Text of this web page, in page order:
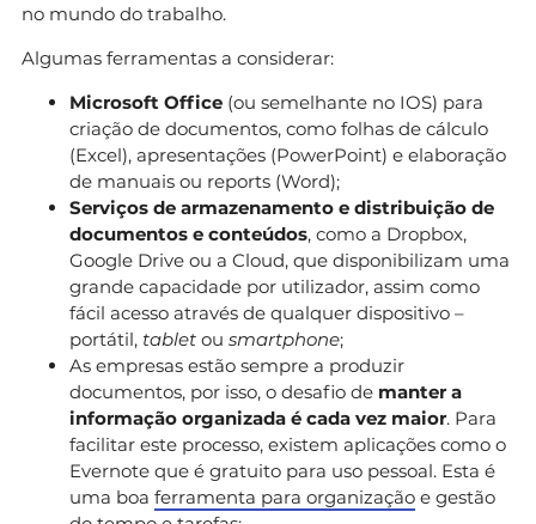
no mundo do trabalho.
Algumas ferramentas a considerar:
Microsoft Office (ou semelhante no IOS) para
criação de documentos, como folhas de cálculo
(Excel), apresentações (PowerPoint) e elaboração
de manuais ou reports (Word);
Serviços de armazenamento e distribuição de
documentos e conteúdos, como a Dropbox,
Google Drive ou a Cloud, que disponibilizam uma
grande capacidade por utilizador, assim como
fácil acesso através de qualquer dispositivo –
portátil, tablet ou smartphone;
As empresas estão sempre a produzir
documentos, por isso, o desafio de manter a
informação organizada é cada vez maior. Para
facilitar este processo, existem aplicações como o
Evernote que é gratuito para uso pessoal. Esta é
uma boa ferramenta para organização e gestão